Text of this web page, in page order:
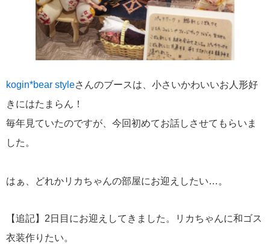
kogin*bear styleさんのブースは、小さいかわいいお人形好
きにはたまらん！
毎年見ていたのですが、今回初めてお話しさせてもらいま
した。
はぁ、どれかリカちゃんの部屋にお迎えしたい…。
【追記】2日目にお迎えしてきました。リカちゃんに和ゴス
衣装作りたい。